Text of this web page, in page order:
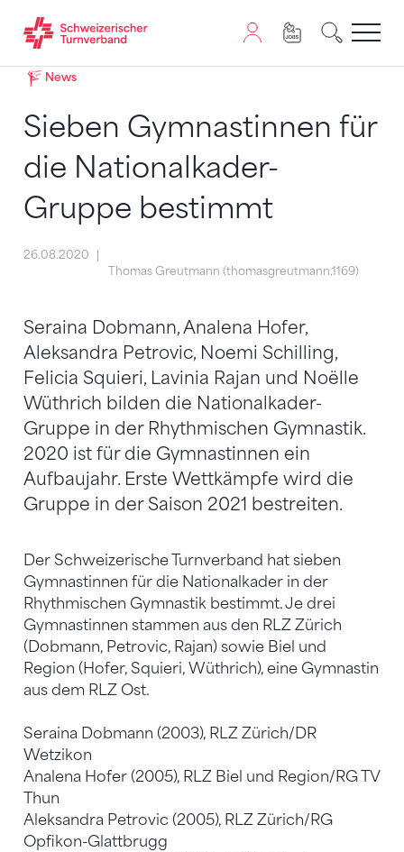
Zum Inhalt springen
Zur Sitemap navigieren
Zum Navigieren dieser Seite wird JavaScript benötigt.
News
Sieben Gymnastinnen für
die Nationalkader-
Gruppe bestimmt
26.08.2020
Thomas Greutmann (thomasgreutmann,1169)
Seraina Dobmann, Analena Hofer,
Aleksandra Petrovic, Noemi Schilling,
Felicia Squieri, Lavinia Rajan und Noëlle
Wüthrich bilden die Nationalkader-
Gruppe in der Rhythmischen Gymnastik.
2020 ist für die Gymnastinnen ein
Aufbaujahr. Erste Wettkämpfe wird die
Gruppe in der Saison 2021 bestreiten.
Der Schweizerische Turnverband hat sieben
Gymnastinnen für die Nationalkader in der
Rhythmischen Gymnastik bestimmt. Je drei
Gymnastinnen stammen aus den RLZ Zürich
(Dobmann, Petrovic, Rajan) sowie Biel und
Region (Hofer, Squieri, Wüthrich), eine Gymnastin
aus dem RLZ Ost.
Seraina Dobmann (2003), RLZ Zürich/DR
Wetzikon
Analena Hofer (2005), RLZ Biel und Region/RG TV
Thun
Aleksandra Petrovic (2005), RLZ Zürich/RG
Opfikon-Glattbrugg